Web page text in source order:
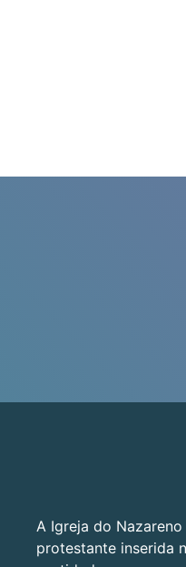
A Igreja do
protestante inserida